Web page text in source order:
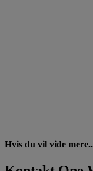
Hvis du vil vide